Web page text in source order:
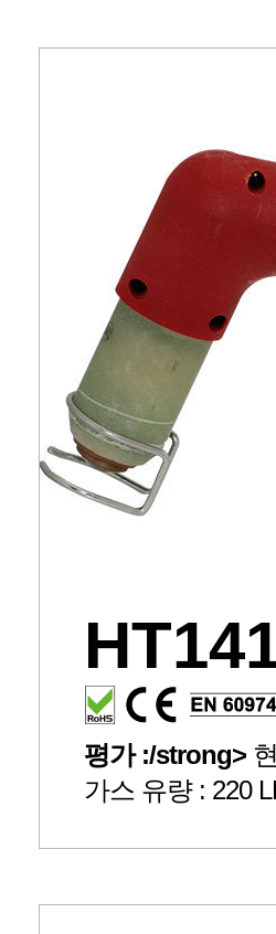
평가 :/strong>
가스 유량 : 220